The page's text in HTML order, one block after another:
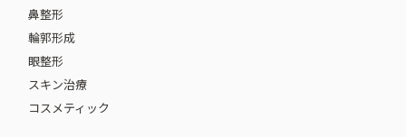
鼻整形
輪郭形成
眼整形
スキン治療
コスメティック